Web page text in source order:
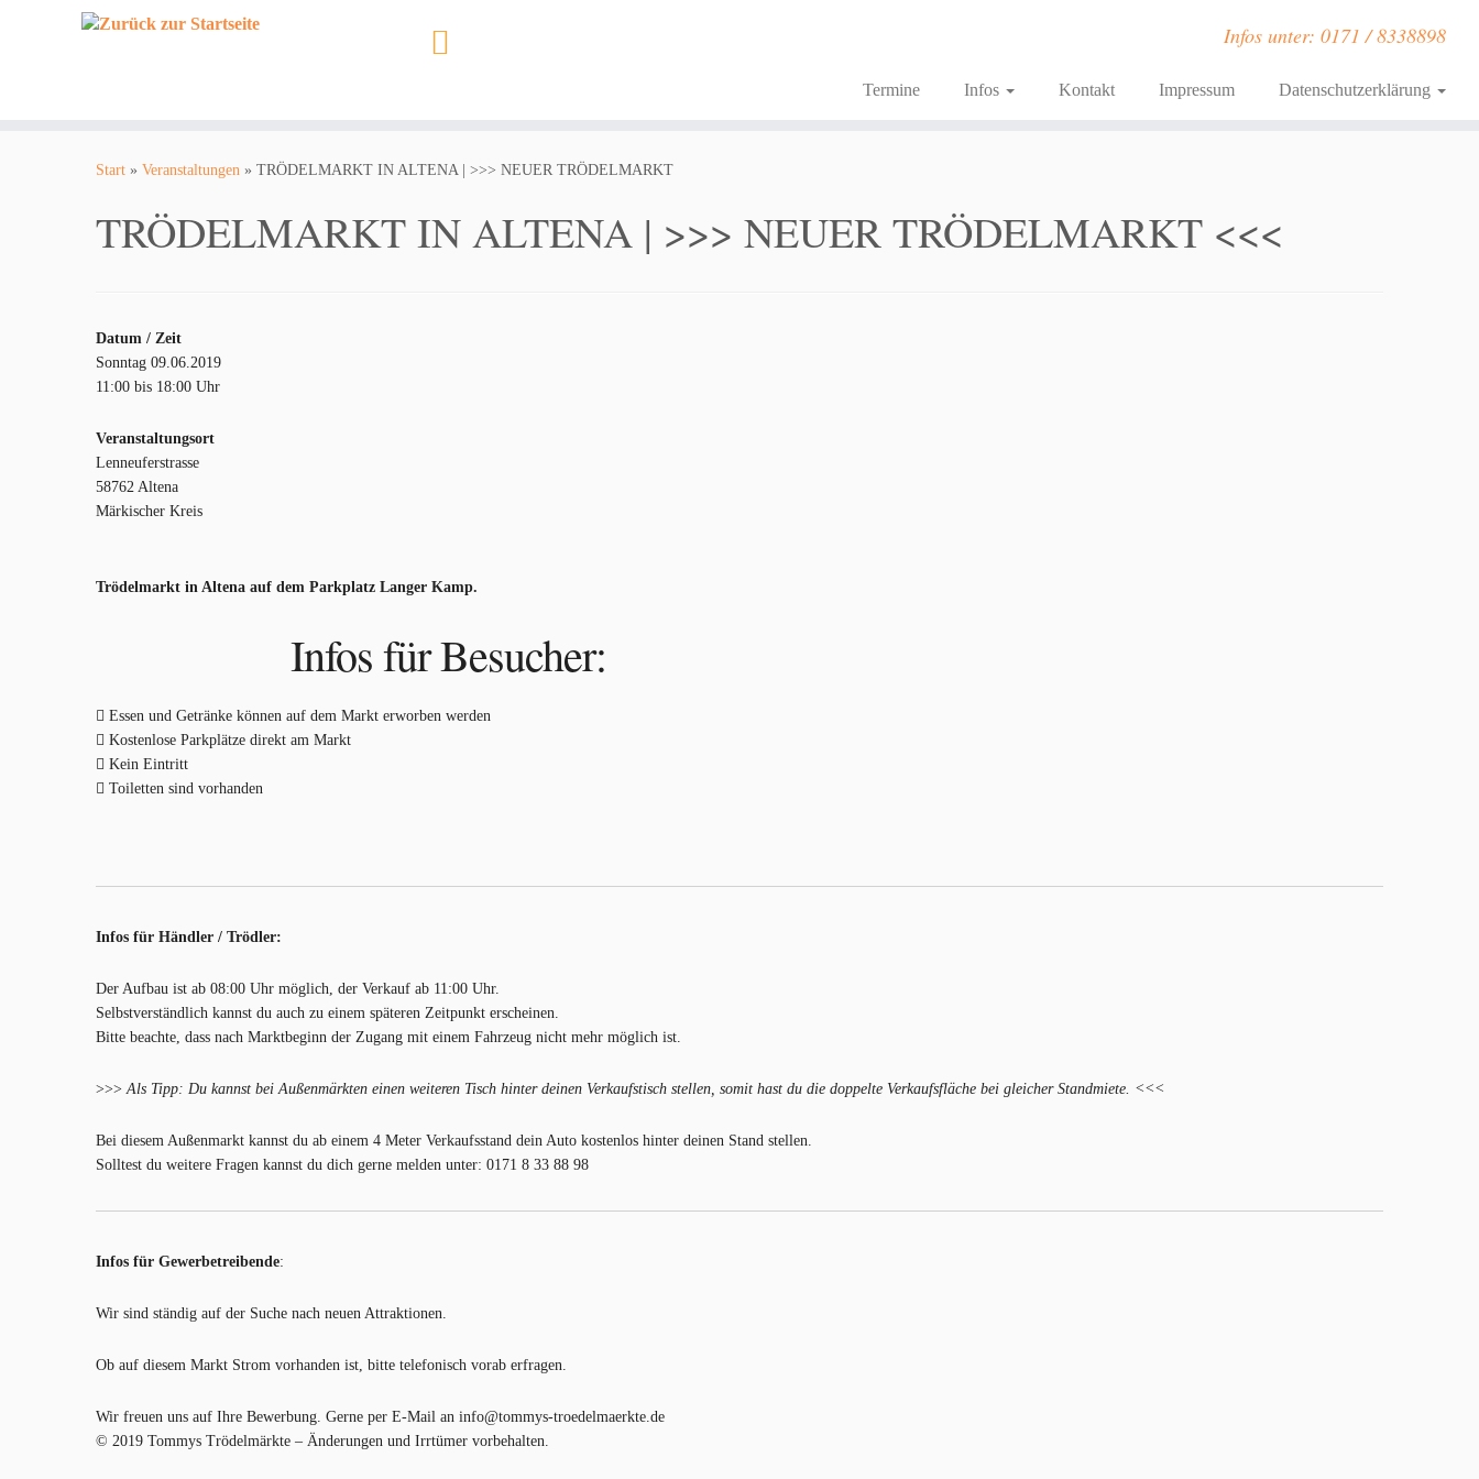
Infos unter: 0171 / 8338898
Termine Infos Kontakt Impressum Datenschutzerklärung
Start » Veranstaltungen » TRÖDELMARKT IN ALTENA | >>> NEUER TRÖDELMARKT
TRÖDELMARKT IN ALTENA | >>> NEUER TRÖDELMARKT <<<
Datum / Zeit
Sonntag 09.06.2019
11:00 bis 18:00 Uhr
Veranstaltungsort
Lenneuferstrasse
58762 Altena
Märkischer Kreis
Trödelmarkt in Altena auf dem Parkplatz Langer Kamp.
Infos für Besucher:
Essen und Getränke können auf dem Markt erworben werden
Kostenlose Parkplätze direkt am Markt
Kein Eintritt
Toiletten sind vorhanden
Infos für Händler / Trödler:
Der Aufbau ist ab 08:00 Uhr möglich, der Verkauf ab 11:00 Uhr.
Selbstverständlich kannst du auch zu einem späteren Zeitpunkt erscheinen.
Bitte beachte, dass nach Marktbeginn der Zugang mit einem Fahrzeug nicht mehr möglich ist.
>>>Als Tipp: Du kannst bei Außenmärkten einen weiteren Tisch hinter deinen Verkaufstisch stellen, somit hast du die doppelte Verkaufsfläche bei gleicher Standmiete. <<<
Bei diesem Außenmarkt kannst du ab einem 4 Meter Verkaufsstand dein Auto kostenlos hinter deinen Stand stellen.
Solltest du weitere Fragen kannst du dich gerne melden unter: 0171 8 33 88 98
Infos für Gewerbetreibende:
Wir sind ständig auf der Suche nach neuen Attraktionen.
Ob auf diesem Markt Strom vorhanden ist, bitte telefonisch vorab erfragen.
Wir freuen uns auf Ihre Bewerbung. Gerne per E-Mail an info@tommys-troedelmaerkte.de
© 2019 Tommys Trödelmärkte – Änderungen und Irrtümer vorbehalten.